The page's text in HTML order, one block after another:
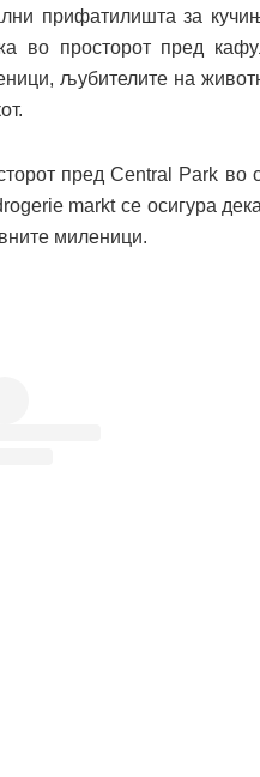
прифатилишта за
во просторот пред
љубителите на
пред Central Park во
markt се осигура
миленици.